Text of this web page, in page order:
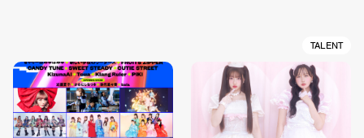
TALENT